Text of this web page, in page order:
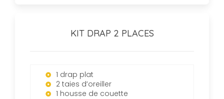
KIT DRAP 2 PLACES
1 drap plat
2 taies d’oreiller
1 housse de couette